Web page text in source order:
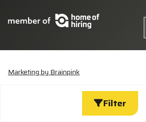
Filter
Algemene
Privacyverklaring
Marketing by Brainpink